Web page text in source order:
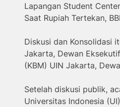
Lapangan Student
Saat Rupiah Tertekan,
Diskusi dan Konsolidasi
Jakarta, Dewan
(KBM) UIN Jakarta,
Setelah diskusi publik,
Universitas Indonesia